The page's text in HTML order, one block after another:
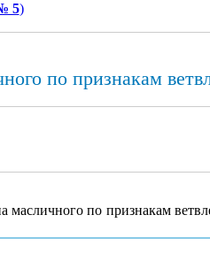
5)
по признакам
по признакам